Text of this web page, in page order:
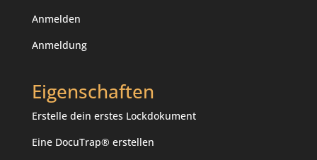
Anmelden
Anmeldung
Eigenschaften
Erstelle dein erstes Lockdokument
Eine DocuTrap® erstellen